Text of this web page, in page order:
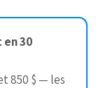
30
850 $ — les